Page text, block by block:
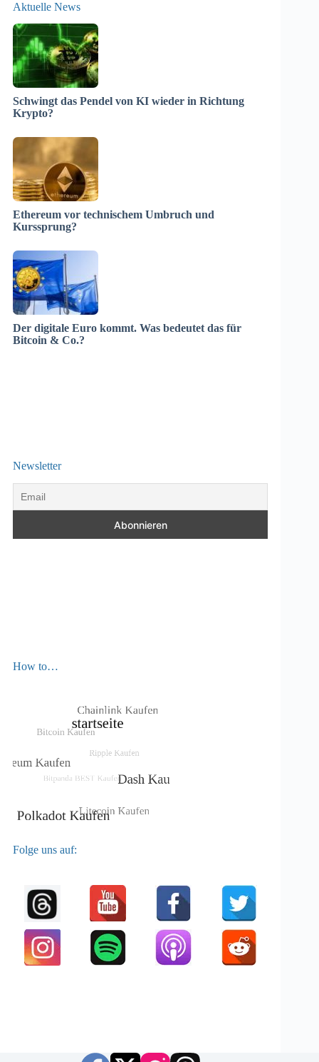
Aktuelle News
Schwingt das Pendel von KI wieder in Richtung
Krypto?
Ethereum vor technischem Umbruch und
Kurssprung?
Der digitale Euro kommt. Was bedeutet das für
Bitcoin & Co.?
Newsletter
How to…
Folge uns auf: